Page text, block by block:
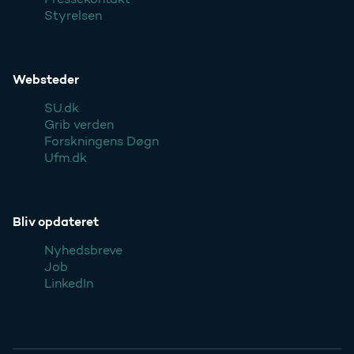
Styrelsen
Websteder
SU.dk
Grib verden
Forskningens Døgn
Ufm.dk
Bliv opdateret
Nyhedsbreve
Job
LinkedIn